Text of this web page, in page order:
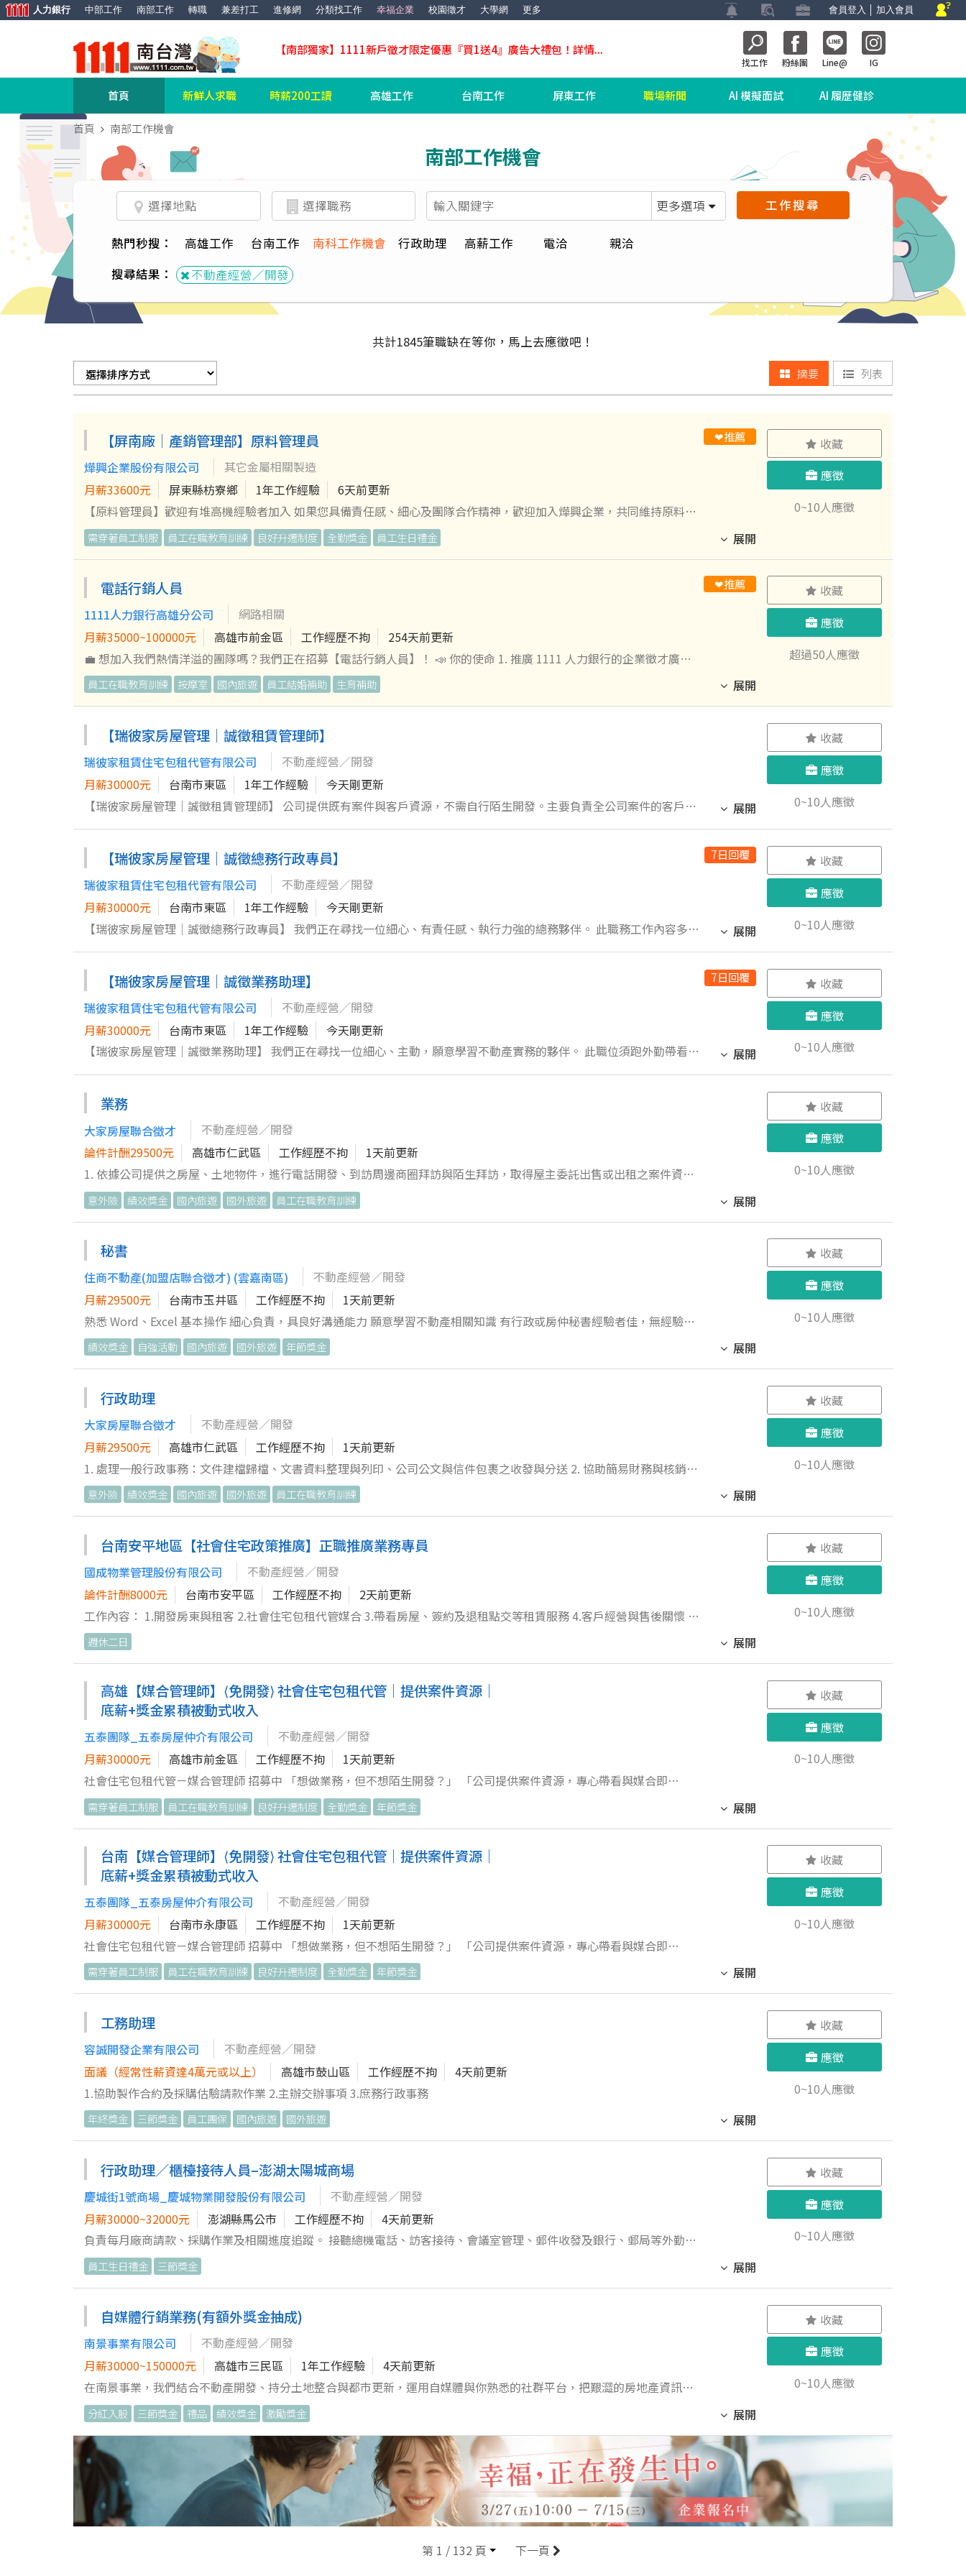
會員登入 加入會員
人力銀行 中部工作 南部工作 轉職 兼差打工 進修網 分類找工作 幸福企業 校園徵才 大學網 更多
【南部獨家】1111新戶徵才限定優惠『買1送4』廣告大禮包！詳情...
找工作 粉絲團 Line@ IG
首頁 新鮮人求職 時薪200工讀 高雄工作 台南工作 屏東工作 職場新聞 AI 模擬面試 AI 履歷健診
首頁 南部工作機會
南部工作機會
更多選項 工作搜尋
熱門秒搜： 高雄工作 台南工作 南科工作機會 行政助理 高薪工作 電洽
親洽
搜尋結果：
不動產經營／開發
共計1845筆職缺在等你，馬上去應徵吧！
列表
摘要
【屏南廠｜產銷管理部】原料管理員
燁興企業股份有限公司
其它金屬相關製造
月薪33600元
屏東縣枋寮鄉 1年工作經驗
6天前更新
【原料管理員】歡迎有堆高機經驗者加入 如果您具備責任感、細心及團隊合作精神，歡迎加入燁興企業，共同維持原料管
理與生產作業順暢。 【工作內容】 1.負責廠內台車操作、板車操作、天車操作等作業。 2.原料相關異動與管理，以及主管
交辦事項。 3.配合產線作業狀況，有時需配合加班。 歡迎這樣的您加入 ✔ 做事細心✔ 配合度高✔ 重視工作安全 ✔ 具團隊
合作精神✔ 能配合現場作業 ––––––––––––––––––––––––––––––––––––––––––––––––––––––––– 【超貼心的燁興福
利】 除了具競爭力的薪資，我們更提供全方位的職涯關懷： 薪酬激勵： 三節獎金、年終獎金、全勤獎金，肯定你的每一
份付出。 生活支持： 生日禮金、結婚補助、生育及育嬰補貼，陪你走過人生重要時刻。 日常關愛： 伙食津貼、提供員工
制服、完善的內外部教育訓練。 友善職場： 週休二日、舒適哺乳室、家庭照顧假，讓工作與生活達到真平衡。 健康守
護： 定期員工健檢、團體保險並可納入直系親屬含醫療、重疾和癌症險。足額勞退提撥，給家人一份安心。 員工活動：義
大遊樂世界無限次數免費入園。 特約優惠：萬豪酒店、皇家酒店、天悅飯店、義享天地等。
展開
需穿著員工制服 員工在職教育訓練 良好升遷制度 全勤獎金 員工生日禮金
❤推薦
收藏
應徵
0~10人應徵
電話行銷人員
1111人力銀行高雄分公司
網路相關
月薪35000~100000元
高雄市前金區 工作經歷不拘
254天前更新
💼 想加入我們熱情洋溢的團隊嗎？我們正在招募【電話行銷人員】！ 📣 你的使命 1. 推廣 1111 人力銀行的企業徵才廣
告，讓更多企業找到完美合作夥伴！ 2. 定期回訪 1111 VIP 會員企業，關懷並聯繫續約，建立長久合作的友好關係！ 3. 協
助企業建立職缺並熟悉招募系統操作，將服務從線上延續到線下！ 💵 我們提供的豐厚福利 ●底薪$35000+全勤1000+午
餐津貼+績效獎金【無上限】 ●提供國內外員工旅遊津貼，三節獎金，生日禮金 （固定或變動薪資因個人資歷或績效而
異） 🎯 我們的期待 1. 內勤辦公室工作，需要具備基本打字能力與電腦操作概念。 2. 不論你是剛畢業還是想重回職場，具
備企圖心與學習力就歡迎加入！有賺錢的熱情是加分！ 3. 完成九大職能星測驗，並將結果提供給企業參考：
https://assessment.1111.com.tw/cstar/ ✨ 準備好大展身手了嗎？ 不管你有沒有相關經驗，只要你有熱情、有行動，我們
都期待你的加入！ 一起來打造更美好的職場未來吧！
展開
員工在職教育訓練 按摩室 國內旅遊 員工結婚補助 生育補助
❤推薦
收藏
應徵
超過50人應徵
【瑞彼家房屋管理｜誠徵租賃管理師】
瑞彼家租賃住宅包租代管有限公司
不動產經營／開發
月薪30000元
台南市東區 1年工作經驗
今天剛更新
【瑞彼家房屋管理｜誠徵租賃管理師】 公司提供既有案件與客戶資源，不需自行陌生開發。主要負責全公司案件的客戶接
▍主要工作內容 ・負責公司租賃及銷售案件的預約與帶看 ・了解並篩選客戶需求及承租條件 ・介紹物件、租賃條件及相
關交易流程 ・追蹤客戶帶看後意願，協助議價及促成成交 ・收取斡旋金、訂金及整理相關文件 ・辦理實價登錄及案件行
政作業 ・維護案件資料、客戶紀錄及成交進度 ・協助租賃案件簽約、點交及後續管理 ・代管部溝通處理簡易修繕及廠商
聯繫 ・負責裝修、修繕案場進度確認與現場監工 ・依照案場需求進行材料詢價、採買及安排 ・維持辦公室環境清潔整齊
及處理日常庶務 ・公司拜拜用品準備及相關事務 ▍職務特色 ・公司提供案件及客戶，不需自行開發房源 ・可接觸租賃、
買賣、代管及修繕案場等完整實務 ・願意學習房源開發者，未來可轉任高專業務 ・適合喜歡與人溝通、具執行力，且願意
展開
收藏
應徵
0~10人應徵
【瑞彼家房屋管理｜誠徵總務行政專員】 7日回覆
瑞彼家租賃住宅包租代管有限公司
不動產經營／開發
月薪30000元
台南市東區 1年工作經驗
今天剛更新
【瑞彼家房屋管理｜誠徵總務行政專員】 我們正在尋找一位細心、有責任感、執行力強的總務夥伴。 此職務工作內容多
辦公室訪客接待及電話接聽 ・公司拜拜用品準備及相關事務 ・文件整理、歸檔及一般行政作業 ・銀行臨櫃、匯款、繳費
及相關外出事務 【帳務及財務行政】 ・日常記帳及基礎帳務整理 ・零用金保管、支出紀錄及核銷 ・整理收入、支出、發
票及相關憑證 ・協助核對公司往來款項提供稅務所需資料 【不動產案件行政】 ・辦理實價登錄及不動產相關行政作業 ・
協助整理租賃、代管及銷售案件文件 ・案件資料建檔、整理及歸檔 ・協助各部門處理相關行政事項 【代管／案場事務】
・協助代管部門安排簡易修繕 ・聯繫修繕廠商、安排施工時間 ・協助案場進度確認及現場監工 ・施工前後拍照及進度紀
錄 ・依案場需求進行材料詢價、比價及採買 ・安排材料配送或配合現場施工需求 ・追蹤廠商施工及修繕完成狀況 【業務
開發協助】 ・配合業務部門進行電話開發聯繫 ・簡單接待及了解屋主或客戶需求 ・記錄電話聯繫結果 ・將有需求或有意
願的客戶轉交業務人員後續追蹤 ▍我們希望你 ・以上大部分能勝任且願意學習，即可投遞履歷 ・細心、有責任感，對數
字及款項處理謹慎 ・能獨立安排每日工作及處理突發事項 ・不排斥外出採買、跑銀行或前往案場 ・願意與廠商、房東、
客戶及公司同仁溝通 ・具基本 Word、Excel 及電腦操作能力 ・不排斥電話陌生開發及聯繫客戶 ・具行政、總務、會計、
或不動產相關經驗者佳 ・具汽車／機車駕照及交通工具者佳 ▍薪資待遇 月薪 NT$30,000 起 實際薪資視能達成項目逐步
調薪，依工作經驗及能力面議。 具會計、出納、不動產行政或案場管理經驗者，可依能力調整薪資。 另可依電話開發或業
務成果提供額外績效獎金。 ▍職務特色 ・工作內容多元，可接觸公司實際營運 ・可學習帳務、租賃、代管、修繕及不動
展開
收藏
應徵
0~10人應徵
【瑞彼家房屋管理｜誠徵業務助理】 7日回覆
瑞彼家租賃住宅包租代管有限公司
不動產經營／開發
月薪30000元
台南市東區 1年工作經驗
今天剛更新
【瑞彼家房屋管理｜誠徵業務助理】 我們正在尋找一位細心、主動，願意學習不動產實務的夥伴。 此職位須跑外勤帶看不
與聯繫事宜 ▍職務特色 ・不需陌生開發，僅從銷售帶看及行政、案件協助切入學習 ・可以學習到不動產租賃、銷售及代
管流程 ・願進一步學習開發及業務工作者，未來可轉任高專業務 ・適合希望進入不動產產業、累積實務經驗的人 ▍我們
期待你 ・做事細心、有責任感 ・願意溝通、主動協助團隊 ・具備基本電腦及文書處理能力 ・不排斥處理辦公室清潔打掃
庶務 ・需願意動手簡易修繕如換燈泡等事項 ・無經驗可，願意學習最重要
展開
收藏
應徵
0~10人應徵
業務
大家房屋聯合徵才
不動產經營／開發
論件計酬29500元
高雄市仁武區 工作經歷不拘
1天前更新
1. 依據公司提供之房屋、土地物件，進行電話開發、到訪周邊商圈拜訪與陌生拜訪，取得屋主委託出售或出租之案件資料
2. 針對客戶購屋、售屋或租賃需求，協助篩選並介紹合適之房屋或土地物件，安排看屋行程與現場帶看解說建物與環境狀
況 3. 使用公司電腦物件查詢系統與最新成交行情資料庫，整理與比對同路段、同型態物件之市場價格，提供客戶買賣及租
賃價格建議 4. 協助客戶洽談買賣或租賃條件，參與議價過程，依照公司制式文件填寫不動產買賣或租賃斡旋書、出價書、
委託書等相關書面資料 5. 依據公司履約保證及交易安全制度，說明價金履約保管流程，串接合作銀行或第三方機構，協助
客戶辦理交易價金信託或履約保證帳戶 6. 依照代書與法務人員指示，協助整理並向客戶說明產權證明文件、稅費試算結果
與購屋貸款申請所需基本資料，並追蹤過戶與貸款核准進度後回報客戶
展開
意外險 績效獎金 國內旅遊 國外旅遊 員工在職教育訓練
收藏
應徵
0~10人應徵
秘書
住商不動產(加盟店聯合徵才) (雲嘉南區)
不動產經營／開發
月薪29500元
台南市玉井區 工作經歷不拘
1天前更新
熟悉 Word、Excel 基本操作 細心負責，具良好溝通能力 願意學習不動產相關知識 有行政或房仲秘書經驗者佳，無經驗可
培訓
展開
績效獎金 自強活動 國內旅遊 國外旅遊 年節獎金
收藏
應徵
0~10人應徵
行政助理
大家房屋聯合徵才
不動產經營／開發
月薪29500元
高雄市仁武區 工作經歷不拘
1天前更新
1. 處理一般行政事務：文件建檔歸檔、文書資料整理與列印、公司公文與信件包裹之收發與分送 2. 協助簡易財務與核銷：
零用金管理、日常費用報支彙整、協助銀行基本業務與買賣價金履約保證相關文件整理 3. 支援會議與活動：會議室與茶水
準備、會議通知與行程安排、會議記錄整理、協助內部教育訓練與行銷活動行政籌備 4. 客戶接待與聯繫：櫃台與電話接
聽、訪客接待、電子郵件往來與客戶基本資料登錄，支援門市不動產諮詢流程之行政工作 5. 資料與報表管理：維護客戶與
物件資料庫、整理買賣與租賃案件相關文件、製作簡易報表與簡報（如成交行情、物件列表等） 6. 不動產文件與查詢支
援：協助準備買賣／租賃合約附件、蒐集與整理不動產產權、稅費、貸款等相關資料，使用電腦系統查詢物件與基礎市場
資訊 7. 辦公室與後勤支援：辦公用品採購與庫存管理、環境整潔與設備維護協調、配合主管交辦事項與部門日常後勤支援
歡迎對不動產產業有興趣、熟悉基本文書與電腦操作的你加入我們，一起提供專業安心的房屋與土地買賣、租賃及諮詢服
務，立即投遞履歷！
展開
意外險 績效獎金 國內旅遊 國外旅遊 員工在職教育訓練
收藏
應徵
0~10人應徵
台南安平地區【社會住宅政策推廣】正職推廣業務專員
國成物業管理股份有限公司
不動產經營／開發
論件計酬8000元
台南市安平區 工作經歷不拘
2天前更新
工作內容： 1.開發房東與租客 2.社會住宅包租代管媒合 3.帶看房屋、簽約及退租點交等租賃服務 4.客戶經營與售後關懷 需
要一個用心、耐心、細心、關心、包容心的業務人員！
展開
週休二日
收藏
應徵
0~10人應徵
高雄【媒合管理師】⟨免開發⟩ 社會住宅包租代管｜提供案件資源｜
底薪+獎金累積被動式收入
五泰團隊_五泰房屋仲介有限公司
不動產經營／開發
月薪30000元
高雄市前金區 工作經歷不拘
1天前更新
社會住宅包租代管－媒合管理師 招募中 「想做業務，但不想陌生開發？」 「公司提供案件資源，專心帶看與媒合即
可！」 ▶ 台北市｜新北市｜桃園市｜台中市｜苗栗縣｜台南市｜高雄市 無經驗可｜公司提供案件｜免陌生開發｜完整培
訓｜保障底薪＋獎金 在五泰房屋， 我們不只是做租賃服務， 而是深耕社會住宅與資產管理超過 30 年的專業團隊。 長期
承辦政府社會住宅包租代管專案， 制度成熟、案件穩定、後勤完整。 如果你喜歡與人互動， 但不喜歡陌生開發、掃街拜
訪或高壓推銷， 這將是一份能讓你專注在「帶看與媒合服務」的工作。 ––- 【工作內容】 (1) 公司提供租屋案件與客戶資
源，不需自行開發。 (2) 協助安排房客看屋及帶看服務。 (3) 了解房客需求，協助媒合合適物件。 (4)協助辦理房東、房客
文件申請及簽約流程手續。 (5) 維繫租賃關係與提供後續客戶服務。 (6) 執⾏主管交辦之⼯作任務。 ––- ▷我們期待這樣
的你 ✔ 無房仲經驗可（完整培訓） ✔ 喜歡與人互動及提供服務 ✔ 具良好溝通協調能力 ✔ 願意學習租賃與不動產相關知識
✔ 想從事業務工作，但不想每天陌生開發 ✔ 希望有穩定案件來源與完善制度支持 ––- 【薪資與制度】 ✔ 保障底薪 ✔ 業績
獎金 ✔ 公司穩定提供案件資源 ✔ 完整教育訓練 ✔ 導師帶領制度 ✔ 明確升遷發展 ––- ✪ 跨縣市案件支援 ✪ • 依公司安排
與居住地彈性調整 • 非單一區域，案件量穩定 • 持續提供帶看與媒合機會 ––- 公司提供穩定案件與資源， 讓你專注在最
重要的事情—— 協助房東與房客順利媒合，創造雙方滿意的租賃關係。 如果你想進入不動產產業， 卻不想走傳統高壓開發
路線， 歡迎加入五泰房屋社會住宅專案團隊。 一起打造更安心、更專業的租屋服務。 社會住宅｜包租代管｜租金補貼｜
租賃媒合服務 ▶ 台北市｜新北市｜桃園市｜台中市｜苗栗縣｜台南市｜高雄市 無經驗可｜公司提供案件｜免陌生開發｜
完整培訓｜保障底薪＋獎金
展開
需穿著員工制服 員工在職教育訓練 良好升遷制度 全勤獎金 年節獎金
收藏
應徵
0~10人應徵
台南【媒合管理師】⟨免開發⟩ 社會住宅包租代管｜提供案件資源｜
底薪+獎金累積被動式收入
五泰團隊_五泰房屋仲介有限公司
不動產經營／開發
月薪30000元
台南市永康區 工作經歷不拘
1天前更新
社會住宅包租代管－媒合管理師 招募中 「想做業務，但不想陌生開發？」 「公司提供案件資源，專心帶看與媒合即
可！」 ▶ 台北市｜新北市｜桃園市｜台中市｜苗栗縣｜台南市｜高雄市 無經驗可｜公司提供案件｜免陌生開發｜完整培
訓｜保障底薪＋獎金 在五泰房屋， 我們不只是做租賃服務， 而是深耕社會住宅與資產管理超過 30 年的專業團隊。 長期
承辦政府社會住宅包租代管專案， 制度成熟、案件穩定、後勤完整。 如果你喜歡與人互動， 但不喜歡陌生開發、掃街拜
訪或高壓推銷， 這將是一份能讓你專注在「帶看與媒合服務」的工作。 ––- 【工作內容】 (1) 公司提供租屋案件與客戶資
源，不需自行開發。 (2) 協助安排房客看屋及帶看服務。 (3) 了解房客需求，協助媒合合適物件。 (4)協助辦理房東、房客
文件申請及簽約流程手續。 (5) 維繫租賃關係與提供後續客戶服務。 (6) 執⾏主管交辦之⼯作任務。 ––- ▷我們期待這樣
的你 ✔ 無房仲經驗可（完整培訓） ✔ 喜歡與人互動及提供服務 ✔ 具良好溝通協調能力 ✔ 願意學習租賃與不動產相關知識
✔ 想從事業務工作，但不想每天陌生開發 ✔ 希望有穩定案件來源與完善制度支持 ––- 【薪資與制度】 ✔ 保障底薪 ✔ 業績
獎金 ✔ 公司穩定提供案件資源 ✔ 完整教育訓練 ✔ 導師帶領制度 ✔ 明確升遷發展 ––- ✪ 跨縣市案件支援 ✪ • 依公司安排
與居住地彈性調整 • 非單一區域，案件量穩定 • 持續提供帶看與媒合機會 ––- 公司提供穩定案件與資源， 讓你專注在最
重要的事情—— 協助房東與房客順利媒合，創造雙方滿意的租賃關係。 如果你想進入不動產產業， 卻不想走傳統高壓開發
路線， 歡迎加入五泰房屋社會住宅專案團隊。 一起打造更安心、更專業的租屋服務。 社會住宅｜包租代管｜租金補貼｜
租賃媒合服務 ▶ 台北市｜新北市｜桃園市｜台中市｜苗栗縣｜台南市｜高雄市 無經驗可｜公司提供案件｜免陌生開發｜
完整培訓｜保障底薪＋獎金
展開
需穿著員工制服 員工在職教育訓練 良好升遷制度 全勤獎金 年節獎金
收藏
應徵
0~10人應徵
工務助理
容誠開發企業有限公司
不動產經營／開發
面議（經常性薪資達4萬元或以上）
高雄市鼓山區 工作經歷不拘
4天前更新
1.協助製作合約及採購估驗請款作業 2.主辦交辦事項 3.庶務行政事務
展開
年終獎金 三節獎金 員工團保 國內旅遊 國外旅遊
收藏
應徵
0~10人應徵
行政助理／櫃檯接待人員–澎湖太陽城商場
慶城街1號商場_慶城物業開發股份有限公司
不動產經營／開發
月薪30000~32000元
澎湖縣馬公市 工作經歷不拘
4天前更新
負責每月廠商請款、採購作業及相關進度追蹤。 接聽總機電話、訪客接待、會議室管理、郵件收發及銀行、郵局等外勤事
務。 辦理行政庶務、文件建檔與資料歸檔管理。 辦公室事務用品管理、採購及庫存控管。 協助商場日常巡檢、環境維護
及行政管理事項。 協助各部門行政支援及主管交辦事項。 熟悉 Microsoft Office（Word、Excel、PowerPoint）操作。
展開
員工生日禮金 三節獎金
收藏
應徵
0~10人應徵
自媒體行銷業務(有額外獎金抽成)
南景事業有限公司
不動產經營／開發
月薪30000~150000元
高雄市三民區 1年工作經驗
4天前更新
在南景事業，我們結合不動產開發、持分土地整合與都市更新，運用自媒體與你熟悉的社群平台，把艱澀的房地產資訊變
成有溫度、看得懂、看得下去的內容。這裡不只是「幫公司發文」，而是一起用內容與品牌，參與一個城市更新與居住想
像被改寫的過程。只要你喜歡創作、對社群有感，我們期待你來跟我們一起玩內容、玩品牌！ 1、經營 Facebook、
Instagram、LINE 等社群平台，規劃並發布貼文，維持品牌日常存在感與社群互動。 2、協助拍攝、剪輯短影音與製作圖
文素材，將不動產資訊轉成生動有趣的內容。 3、撰寫貼文文案與活動文案，提升品牌曝光度與互動率。 4、支援業務行
政與資料整理，協助客戶聯繫與資訊彙整，讓團隊運作更順暢。 5、配合主管及團隊的行銷企劃，參與發想與執行，讓好
點子真的落地。 我們提供： ・與不動產、金融及自媒體經營實務密切接軌的工作環境，快速累積跨領域經驗 ・願意讓你
嘗試新企劃、新內容形式，重視創意與實驗精神 ・可學習不動產相關法規、市場分析、數據觀察與行銷實務，對未來職涯
有加分效果 ・團隊溝通氣氛開放，願意教、願意帶，讓你在實作中成長 ・工作內容多元，能培養專案協調、時間管理與多
展開
分紅入股 三節獎金 禮品 績效獎金 激勵獎金
收藏
應徵
0~10人應徵
第 1 / 132 頁 下一頁